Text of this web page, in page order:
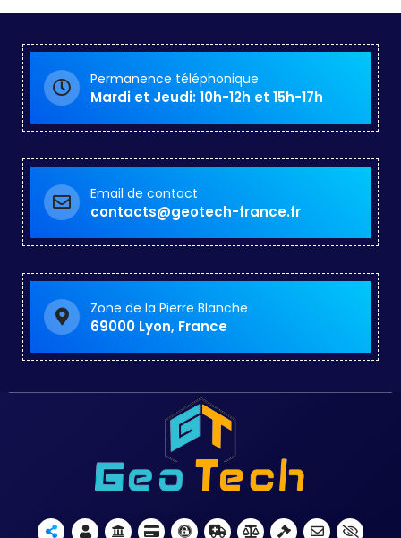
Permanence téléphonique
Mardi et Jeudi: 10h-12h et 15h-17h
Email de contact
contacts@geotech-france.fr
Zone de la Pierre Blanche
69000 Lyon, France